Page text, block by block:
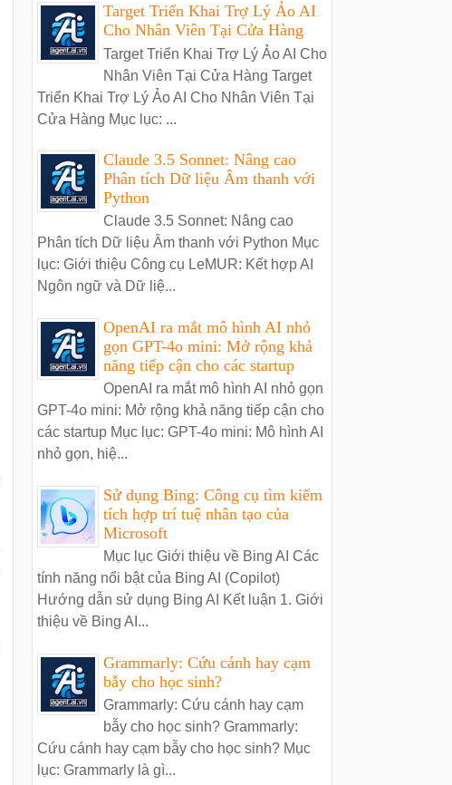
Target Triển Khai Trợ Lý Ảo AI
Cho Nhân Viên Tại Cửa Hàng
Target Triển Khai Trợ Lý Ảo AI Cho
Nhân Viên Tại Cửa Hàng Target
Triển Khai Trợ Lý Ảo AI Cho Nhân Viên Tại
Cửa Hàng Mục lục: ...
Claude 3.5 Sonnet: Nâng cao
Phân tích Dữ liệu Âm thanh với
Python
Claude 3.5 Sonnet: Nâng cao
Phân tích Dữ liệu Âm thanh với Python Mục
lục: Giới thiệu Công cụ LeMUR: Kết hợp AI
Ngôn ngữ và Dữ liệ...
OpenAI ra mắt mô hình AI nhỏ
gọn GPT-4o mini: Mở rộng khả
năng tiếp cận cho các startup
OpenAI ra mắt mô hình AI nhỏ gọn
GPT-4o mini: Mở rộng khả năng tiếp cận cho
các startup Mục lục: GPT-4o mini: Mô hình AI
nhỏ gọn, hiệ...
Sử dụng Bing: Công cụ tìm kiếm
tích hợp trí tuệ nhân tạo của
Microsoft
Mục lục Giới thiệu về Bing AI Các
tính năng nổi bật của Bing AI (Copilot)
Hướng dẫn sử dụng Bing AI Kết luận 1. Giới
thiệu về Bing AI...
Grammarly: Cứu cánh hay cạm
bẫy cho học sinh?
Grammarly: Cứu cánh hay cạm
bẫy cho học sinh? Grammarly:
Cứu cánh hay cạm bẫy cho học sinh? Mục
lục: Grammarly là gì...